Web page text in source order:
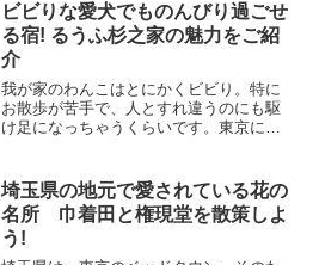
ビビりな愛犬でものんびり過ごせ
る宿! るうふ杉之家の魅力をご紹
介
我が家のわんこはとにかくビビり。特に
お散歩が苦手で、人とすれ違うのにも駆
け足になっちゃうくらいです。東京に住
引っぱってお散歩に連れて行く始末…。
ビビりなわんこでもゆっく...
埼玉県の地元で愛されている花の
名所 巾着田と権現堂を散策しよ
う!